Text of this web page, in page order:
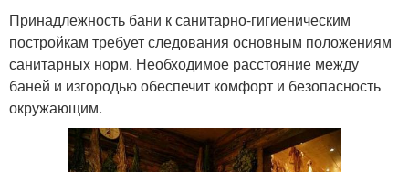
Принадлежность бани к санитарно-гигиеническим
постройкам требует следования основным положениям
санитарных норм. Необходимое расстояние между
баней и изгородью обеспечит комфорт и безопасность
окружающим.